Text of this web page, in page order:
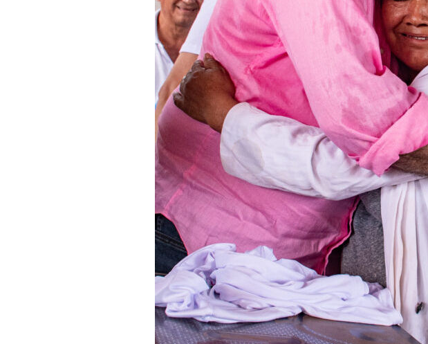
the subscribe button below. Don't worry, we respect
won't spam your inbox. Your information is safe with us.